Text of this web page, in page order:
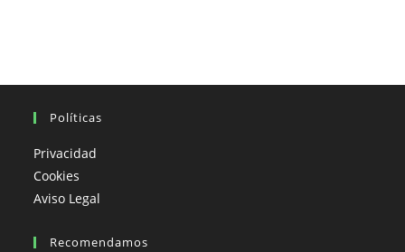
Políticas
Privacidad
Cookies
Aviso Legal
Recomendamos